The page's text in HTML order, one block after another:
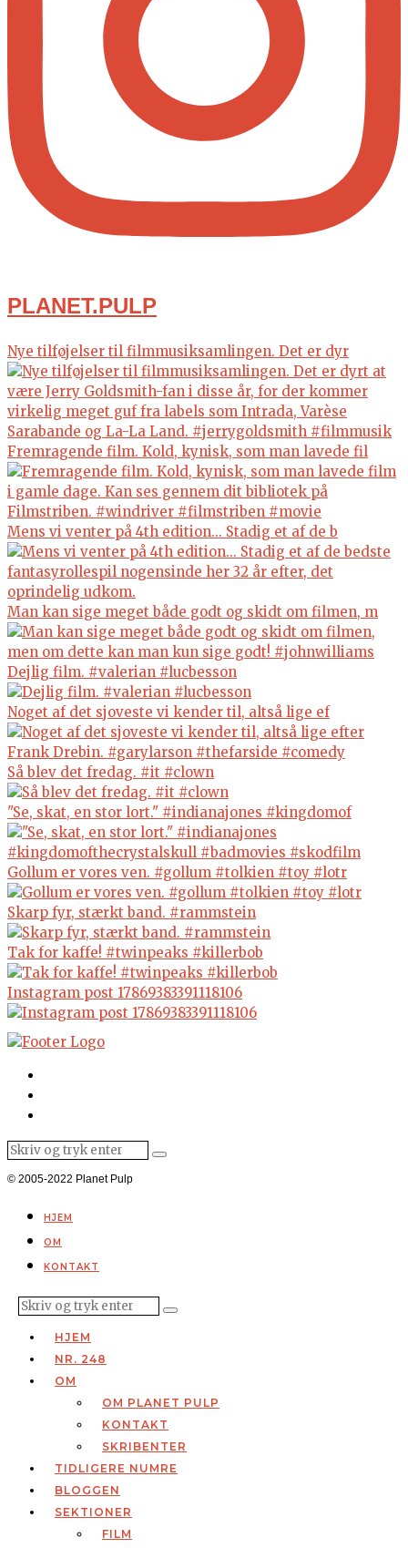
PLANET.PULP
Nye tilføjelser til filmmusiksamlingen. Det er dyr
Fremragende film. Kold, kynisk, som man lavede fil
Mens vi venter på 4th edition... Stadig et af de b
Man kan sige meget både godt og skidt om filmen, m
Dejlig film. #valerian #lucbesson
Noget af det sjoveste vi kender til, altså lige ef
Så blev det fredag. #it #clown
"Se, skat, en stor lort." #indianajones #kingdomof
Gollum er vores ven. #gollum #tolkien #toy #lotr
Skarp fyr, stærkt band. #rammstein
Tak for kaffe! #twinpeaks #killerbob
Instagram post 17869383391118106
© 2005-2022 Planet Pulp
HJEM
OM
KONTAKT
HJEM
NR. 248
OM
OM PLANET PULP
KONTAKT
SKRIBENTER
TIDLIGERE NUMRE
BLOGGEN
SEKTIONER
FILM